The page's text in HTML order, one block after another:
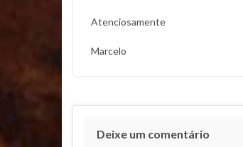
Atenciosamente
Marcelo
Deixe um comentário